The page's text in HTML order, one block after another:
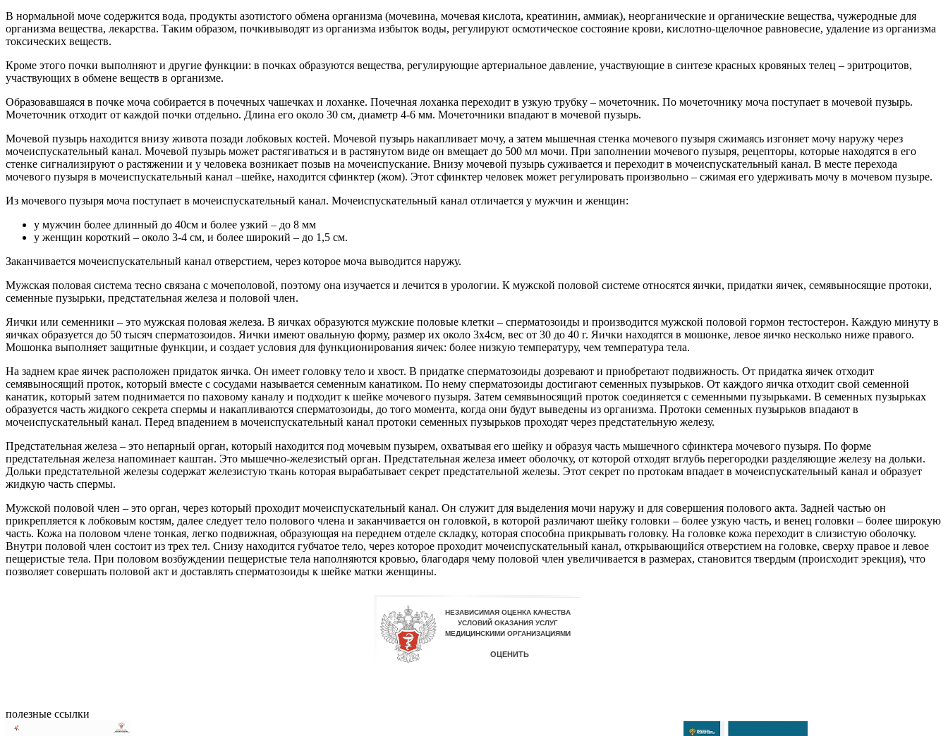
В нормальной моче содержится вода, продукты азотистого обмена организма (мочевина, мочевая кислота, креатинин, аммиак), неорганические и органические вещества, чужеродные для
организма вещества, лекарства. Таким образом, почкивыводят из организма избыток воды, регулируют осмотическое состояние крови, кислотно-щелочное равновесие, удаление из организма
токсических веществ.
Кроме этого почки выполняют и другие функции: в почках образуются вещества, регулирующие артериальное давление, участвующие в синтезе красных кровяных телец – эритроцитов,
участвующих в обмене веществ в организме.
Образовавшаяся в почке моча собирается в почечных чашечках и лоханке. Почечная лоханка переходит в узкую трубку – мочеточник. По мочеточнику моча поступает в мочевой пузырь.
Мочеточник отходит от каждой почки отдельно. Длина его около 30 см, диаметр 4-6 мм. Мочеточники впадают в мочевой пузырь.
Мочевой пузырь находится внизу живота позади лобковых костей. Мочевой пузырь накапливает мочу, а затем мышечная стенка мочевого пузыря сжимаясь изгоняет мочу наружу через
мочеиспускательный канал. Мочевой пузырь может растягиваться и в растянутом виде он вмещает до 500 мл мочи. При заполнении мочевого пузыря, рецепторы, которые находятся в его
стенке сигнализируют о растяжении и у человека возникает позыв на мочеиспускание. Внизу мочевой пузырь суживается и переходит в мочеиспускательный канал. В месте перехода
мочевого пузыря в мочеиспускательный канал –шейке, находится сфинктер (жом). Этот сфинктер человек может регулировать произвольно – сжимая его удерживать мочу в мочевом пузыре.
Из мочевого пузыря моча поступает в мочеиспускательный канал. Мочеиспускательный канал отличается у мужчин и женщин:
у мужчин более длинный до 40см и более узкий – до 8 мм
у женщин короткий – около 3-4 см, и более широкий – до 1,5 см.
Заканчивается мочеиспускательный канал отверстием, через которое моча выводится наружу.
Мужская половая система тесно связана с мочеполовой, поэтому она изучается и лечится в урологии. К мужской половой системе относятся яички, придатки яичек, семявыносящие протоки,
семенные пузырьки, предстательная железа и половой член.
Яички или семенники – это мужская половая железа. В яичках образуются мужские половые клетки – сперматозоиды и производится мужской половой гормон тестостерон. Каждую минуту в
яичках образуется до 50 тысяч сперматозоидов. Яички имеют овальную форму, размер их около 3х4см, вес от 30 до 40 г. Яички находятся в мошонке, левое яичко несколько ниже правого.
Мошонка выполняет защитные функции, и создает условия для функционирования яичек: более низкую температуру, чем температура тела.
На заднем крае яичек расположен придаток яичка. Он имеет головку тело и хвост. В придатке сперматозоиды дозревают и приобретают подвижность. От придатка яичек отходит
семявыносящий проток, который вместе с сосудами называется семенным канатиком. По нему сперматозоиды достигают семенных пузырьков. От каждого яичка отходит свой семенной
канатик, который затем поднимается по паховому каналу и подходит к шейке мочевого пузыря. Затем семявыносящий проток соединяется с семенными пузырьками. В семенных пузырьках
образуется часть жидкого секрета спермы и накапливаются сперматозоиды, до того момента, когда они будут выведены из организма. Протоки семенных пузырьков впадают в
мочеиспускательный канал. Перед впадением в мочеиспускательный канал протоки семенных пузырьков проходят через предстательную железу.
Предстательная железа – это непарный орган, который находится под мочевым пузырем, охватывая его шейку и образуя часть мышечного сфинктера мочевого пузыря. По форме
предстательная железа напоминает каштан. Это мышечно-железистый орган. Предстательная железа имеет оболочку, от которой отходят вглубь перегородки разделяющие железу на дольки.
Дольки предстательной железы содержат железистую ткань которая вырабатывает секрет предстательной железы. Этот секрет по протокам впадает в мочеиспускательный канал и образует
жидкую часть спермы.
Мужской половой член – это орган, через который проходит мочеиспускательный канал. Он служит для выделения мочи наружу и для совершения полового акта. Задней частью он
прикрепляется к лобковым костям, далее следует тело полового члена и заканчивается он головкой, в которой различают шейку головки – более узкую часть, и венец головки – более широкую
часть. Кожа на половом члене тонкая, легко подвижная, образующая на переднем отделе складку, которая способна прикрывать головку. На головке кожа переходит в слизистую оболочку.
Внутри половой член состоит из трех тел. Снизу находится губчатое тело, через которое проходит мочеиспускательный канал, открывающийся отверстием на головке, сверху правое и левое
пещеристые тела. При половом возбуждении пещеристые тела наполняются кровью, благодаря чему половой член увеличивается в размерах, становится твердым (происходит эрекция), что
позволяет совершать половой акт и доставлять сперматозоиды к шейке матки женщины.
полезные ссылки